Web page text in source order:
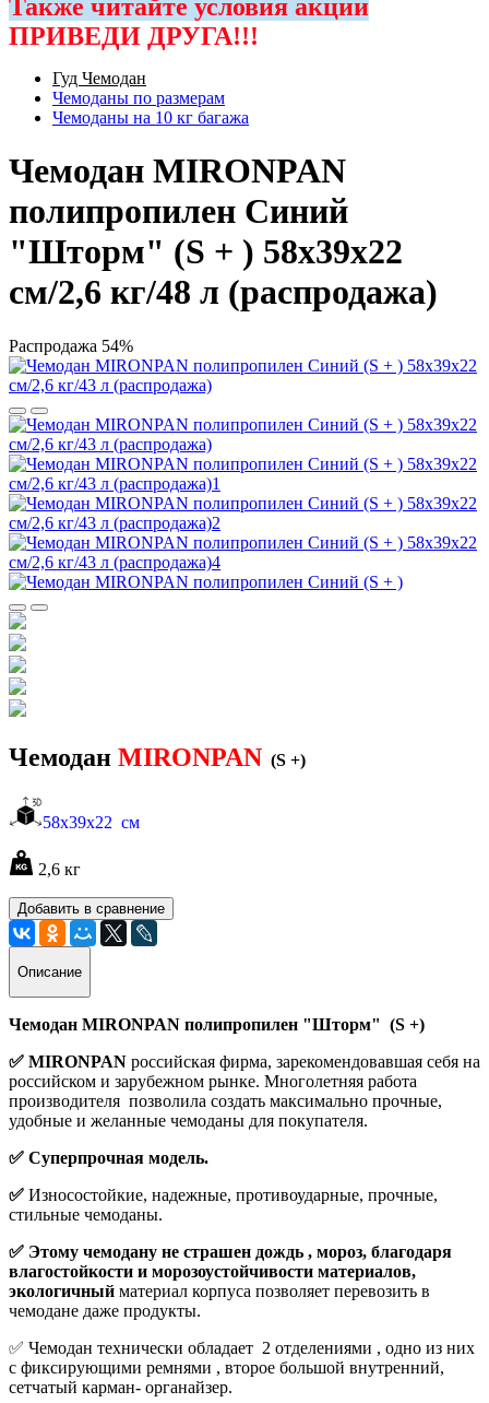
Также читайте условия акции
ПРИВЕДИ ДРУГА!!!
Гуд Чемодан
Чемоданы по размерам
Чемоданы на 10 кг багажа
Чемодан MIRONPAN
полипропилен Синий
"Шторм" (S + ) 58х39х22
см/2,6 кг/48 л (распродажа)
Распродажа 54%
Чемодан MIRONPAN (S +)
58х39х22 см
2,6 кг
Добавить в сравнение
Описание
Чемодан MIRONPAN полипропилен "Шторм" (S +)
✅ MIRONPAN российская фирма, зарекомендовавшая себя на
российском и зарубежном рынке. Многолетняя работа
производителя позволила создать максимально прочные,
удобные и желанные чемоданы для покупателя.
✅ Суперпрочная модель.
✅ Износостойкие, надежные, противоударные, прочные,
стильные чемоданы.
✅ Этому чемодану не страшен дождь , мороз, благодаря
влагостойкости и морозоустойчивости материалов,
экологичный материал корпуса позволяет перевозить в
чемодане даже продукты.
✅ Чемодан технически обладает 2 отделениями , одно из них
с фиксирующими ремнями , второе большой внутренний,
сетчатый карман- органайзер.